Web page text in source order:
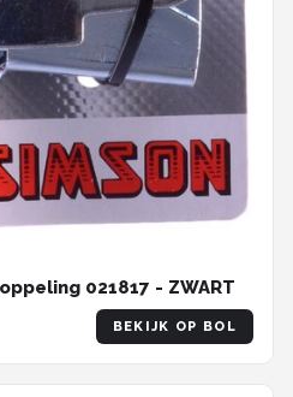
021817 - ZWART
BEKIJK OP BOL